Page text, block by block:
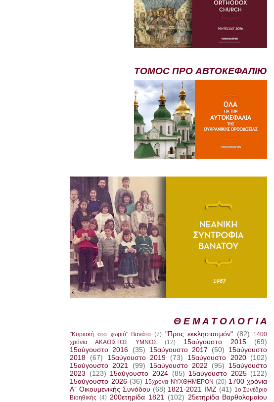
ТОМОС ПРО АВТОКЕФАЛІЮ
Θ Ε Μ Α Τ Ο Λ Ο Γ Ι Α
"Κυριακή στο χωριό" Βανάτο (7) "Προς εκκλησιασμόν" (82)
1400
χρόνια ΑΚΑΘΙΣΤΟΣ ΥΜΝΟΣ
(12) 15αύγουστο 2015
(69)
15αύγουστο 2016
(35) 15αύγουστο 2017 (50)
15αύγουστο
2018
(67) 15αύγουστο 2019 (73) 15αύγουστο 2020
(102)
15αύγουστο 2021
(99) 15αύγουστο 2022 (95)
15αύγουστο
2023
(123) 15αύγουστο 2024 (85) 15αύγουστο 2025 (122)
15αύγουστο 2026 (36) 15χρονα ΝΥΧΘΗΜΕΡΟΝ (20) 1700 χρόνια
Α΄ Οικουμενικής Συνόδου (68) 1821-2021 IMZ (41) 1ο Συνέδριο
Βιοηθικής (4) 200ετηρίδα 1821 (102) 25ετηρίδα Βαρθολομαίου